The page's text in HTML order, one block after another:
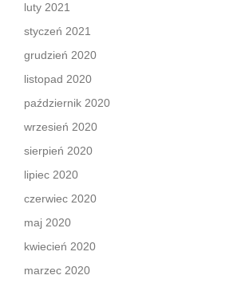
luty 2021
styczeń 2021
grudzień 2020
listopad 2020
październik 2020
wrzesień 2020
sierpień 2020
lipiec 2020
czerwiec 2020
maj 2020
kwiecień 2020
marzec 2020